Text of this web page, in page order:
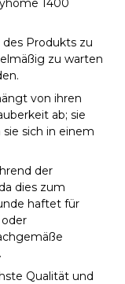
1400
Produkts zu
zu warten
von ihren
ab; sie
sich in einem
der
dies zum
haftet für
Qualität und